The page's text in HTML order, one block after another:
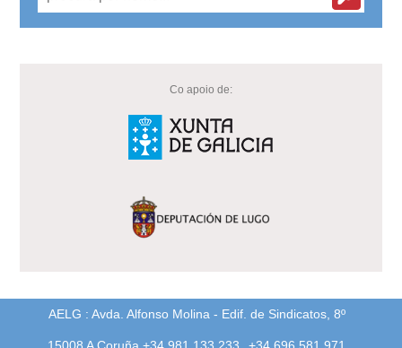
Co apoio de:
AELG : Avda. Alfonso Molina - Edif. de Sindicatos, 8º